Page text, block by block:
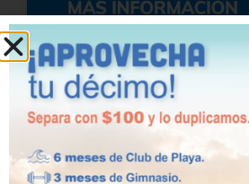
Suscribase a nuestro
recibir las últimas
Nombre